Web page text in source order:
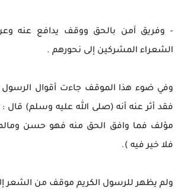
- وفريق آمن بالحق ووقف يدافع عنه
الشعراء المشركين إلى نحورهم .
وفي ضوء هذا الموقف جاءت أقوال الرسول
فقد أثر عنه أنه (صلى الله عليه وسلم) قال :
مؤلف فما وافق الحق منه فهو حسن
فلا خير فيه ).
ولم يظهر للرسول الكريم موقف من الشعر